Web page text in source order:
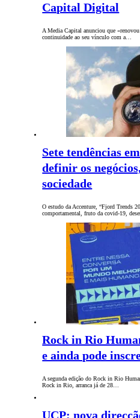
Capital Digital
A Media Capital anunciou que
continuidade ao seu vínculo com a…
Sete tendências
definir os
sociedade
O estudo da Accenture, “Fjord Trends
comportamental, fruto da covid-19,
Rock in Rio
e ainda pode
A segunda edição do Rock in Rio
Rock in Rio, arranca já de 28…
UCP: nova